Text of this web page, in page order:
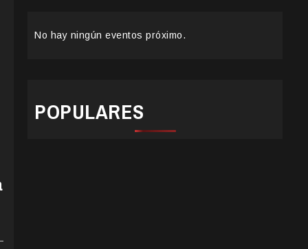
No hay ningún eventos próximo.
POPULARES